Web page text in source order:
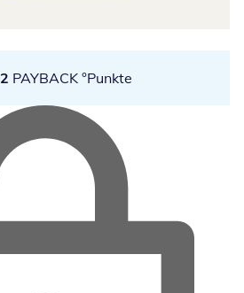
PAYBACK °Punkte